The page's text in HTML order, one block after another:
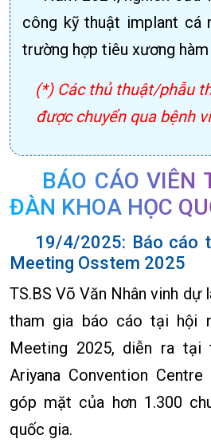
công kỹ thuật implant cá
trường hợp tiêu xương
(*) Các thủ thuật/phẫu
được chuyển qua bệnh
BÁO CÁO VIÊN
ĐÀN KHOA HỌC
19/4/2025: Báo cáo
Meeting Osstem 2025
TS.BS Võ Văn Nhân vinh dự
tham gia báo cáo tại hội
Meeting 2025, diễn ra tại
Ariyana Convention
góp mặt của hơn 1.300
quốc gia.